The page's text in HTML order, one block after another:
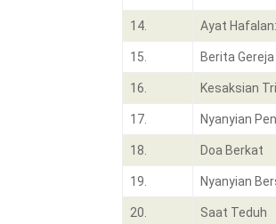
14. Ayat Hafalan:
15. Berita Gereja
16. Kesaksian
17. Nyanyian
18. Doa Berkat
19. Nyanyian
20. Saat Teduh